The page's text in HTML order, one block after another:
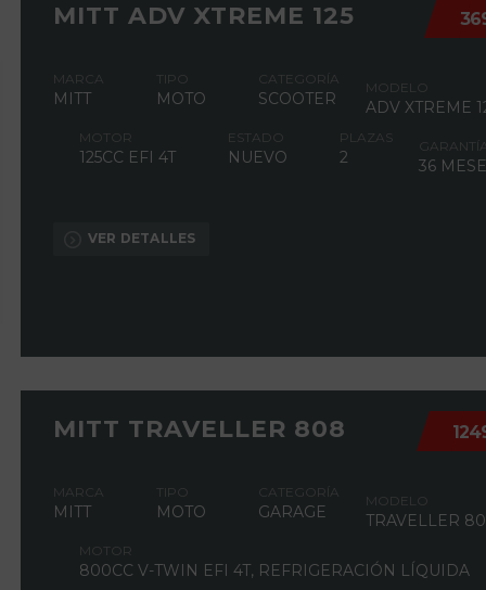
MITT ADV XTREME 125
MARCA
MITT
TIPO
MOTO
CATEGORÍA
SCOOTER
MODELO
ADV XTREME
MOTOR
125CC EFI 4T
ESTADO
NUEVO
PLAZAS
2
GARANTÍA
36
VER DETALLES
MITT TRAVELLER 808
MARCA
MITT
TIPO
MOTO
CATEGORÍA
GARAGE
MODELO
TRAVELLER
MOTOR
800CC V-TWIN EFI 4T, REFRIGERACIÓN LÍQUIDA